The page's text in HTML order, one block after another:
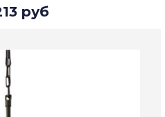
руб